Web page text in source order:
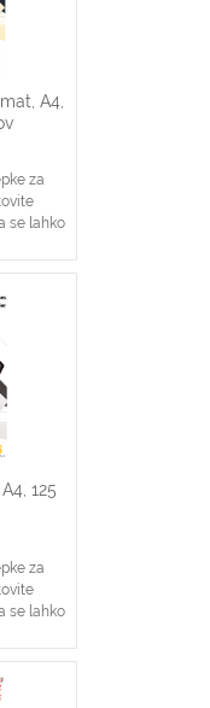
A4,
za
se lahko
125
za
se lahko